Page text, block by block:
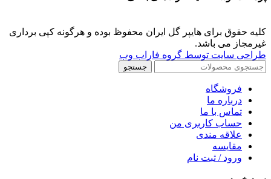
کلیه حقوق برای هایپر گل ایران محفوظ بوده و هرگونه کپی برداری
غیرمجاز می باشد.
طراحی سایت توسط گروه فاراب وب
جستجو
فروشگاه
درباره ما
تماس با ما
حساب کاربری من
علاقه مندی
مقايسه
ورود / ثبت نام